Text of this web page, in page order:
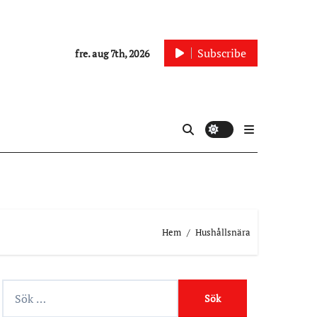
fre. aug 7th, 2026 Subscribe
Hem Hushållsnära